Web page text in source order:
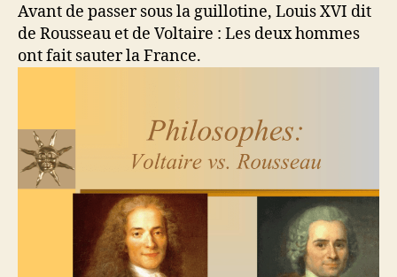
Avant de passer sous la guillotine, Louis XVI dit
de Rousseau et de Voltaire : Les deux hommes
ont fait sauter la France.